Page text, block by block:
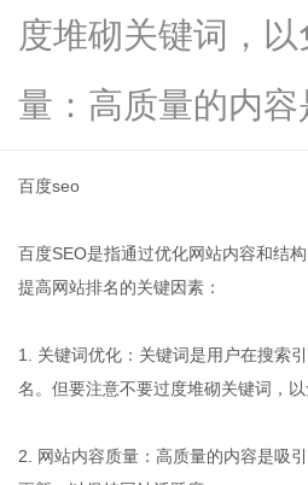
度堆砌关键词，
量：高质量的内
百度seo
百度SEO是指通过优化网站内容和结
提高网站排名的关键因素：
1. 关键词优化：关键词是用户在搜索
名。但要注意不要过度堆砌关键词，
2. 网站内容质量：高质量的内容是吸